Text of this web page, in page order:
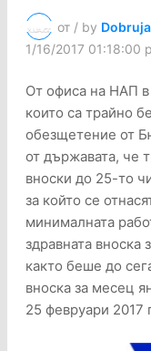
от / by
1/16/2017 01:18:00
От офиса на НАП
които са трайно
обезщетение от
от държавата, че
вноски до 25-то
за който се
минималната
здравната вноска
както беше до
вноска за месец
25 февруари 2017